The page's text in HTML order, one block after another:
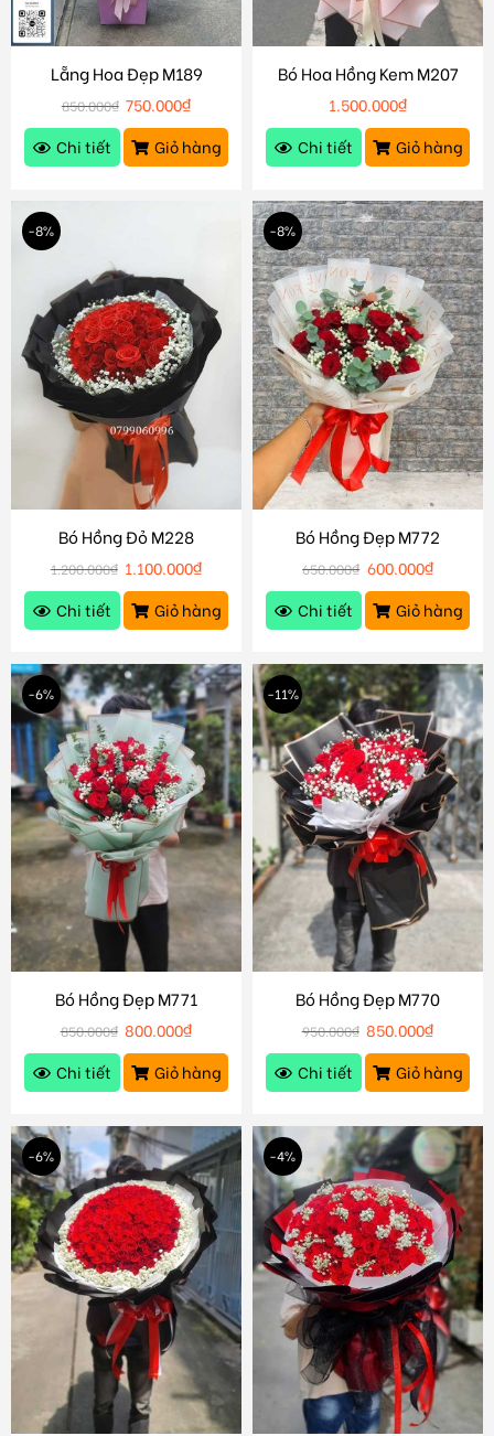
Lẵng Hoa Đẹp M189
850.000₫ 750.000₫
Chi tiết
Giỏ hàng
Bó Hoa Hồng Kem M207
1.500.000₫
Chi tiết
Giỏ hàng
-8%
Bó Hồng Đỏ M228
1.200.000₫ 1.100.000₫
Chi tiết
Giỏ hàng
-8%
Bó Hồng Đẹp M772
650.000₫ 600.000₫
Chi tiết
Giỏ hàng
-6%
Bó Hồng Đẹp M771
850.000₫ 800.000₫
Chi tiết
Giỏ hàng
-11%
Bó Hồng Đẹp M770
950.000₫ 850.000₫
Chi tiết
Giỏ hàng
-6% -4%